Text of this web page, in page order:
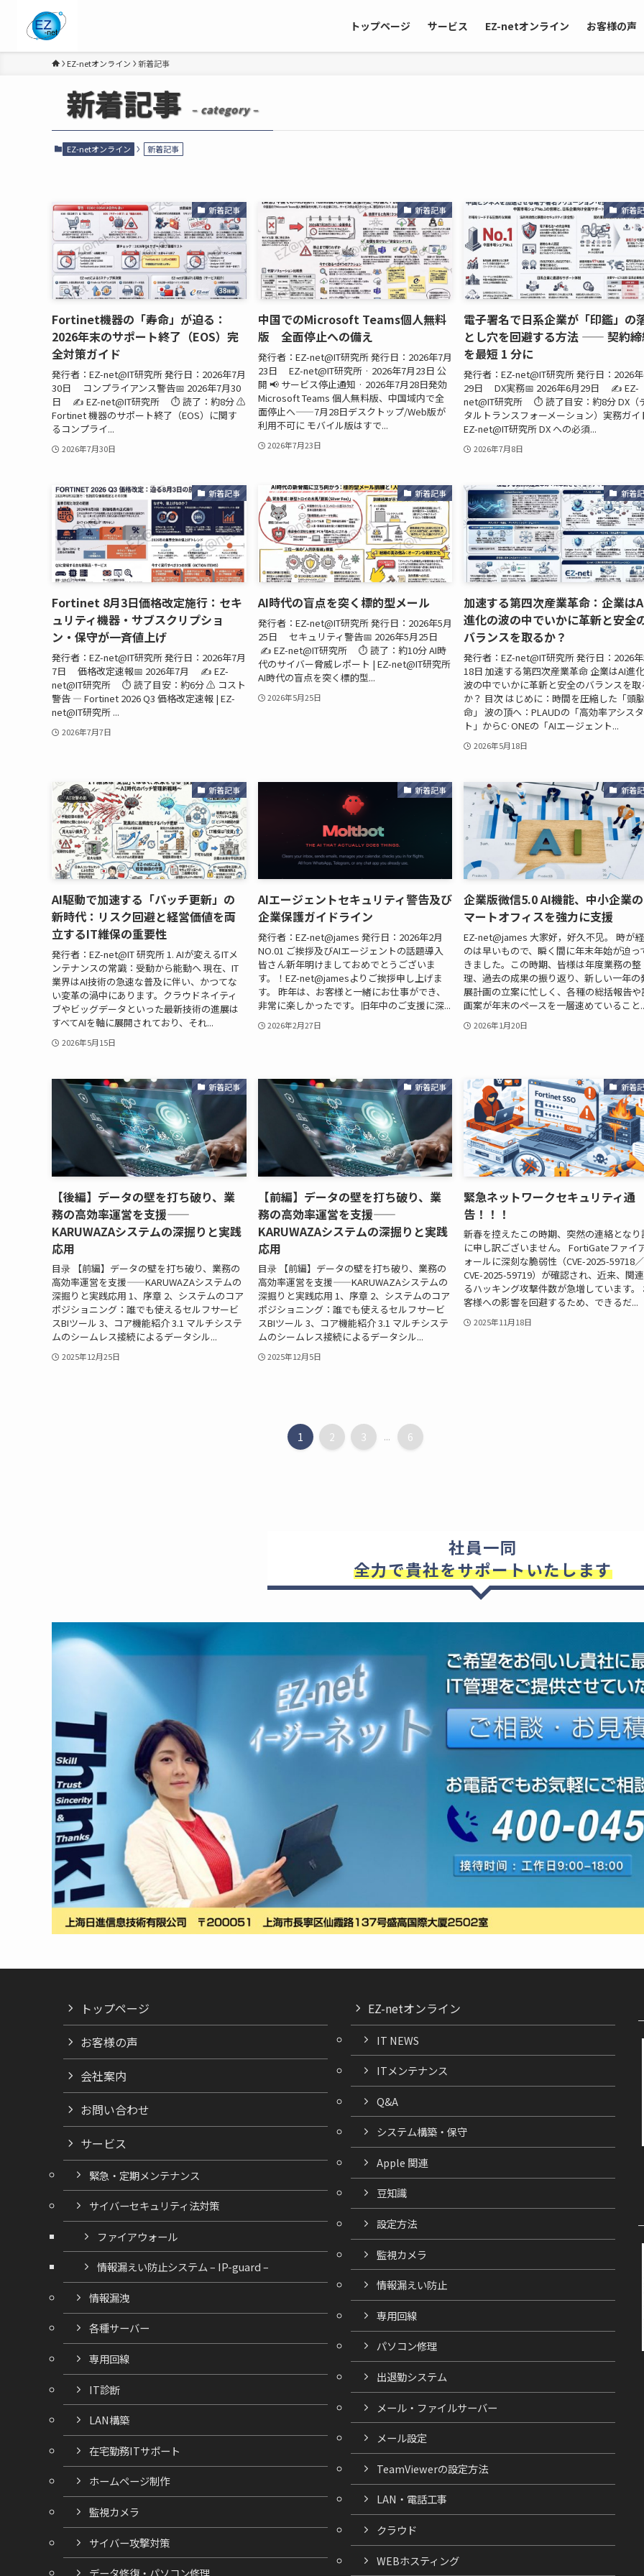
トップページ サービス EZ-netオンライン お客様の声
EZ-netオンライン 新着記事
新着記事 – category –
EZ-netオンライン 新着記事
新着記事
Fortinet機器の「寿命」が迫る：
2026年末のサポート終了（EOS）完
全対策ガイド
発行者：EZ-net@IT研究所 発行日：2026年7月
30日 コンプライアンス警告📅 2026年7月30
日 ✍️ EZ-net@IT研究所 ⏱️ 読了：約8分 ⚠️
Fortinet 機器のサポート終了（EOS）に関す
るコンプライ...
2026年7月30日
新着記事
中国でのMicrosoft Teams個人無料
版 全面停止への備え
発行者：EZ-net@IT研究所 発行日：2026年7月
23日 EZ-net@IT研究所 · 2026年7月23日 公
開 📢 サービス停止通知 · 2026年7月28日発効
Microsoft Teams 個人無料版、中国域内で全
面停止へ——7月28日デスクトップ/Web版が
利用不可に モバイル版はすで...
2026年7月23日
新着
電子署名で日系企業が「印鑑」の
とし穴を回避する方法 —— 契約
を最短 1 分に
発行者：EZ-net@IT研究所 発行日：2026
29日 DX実務📅 2026年6月29日 ✍️ EZ-
net@IT研究所 ⏱️ 読了目安：約8分 DX（
タルトランスフォーメーション）実務ガイ
EZ-net@IT研究所 DX への必須...
2026年7月8日
新着記事
Fortinet 8月3日価格改定施行：セキ
ュリティ機器・サブスクリプショ
ン・保守が一斉値上げ
発行者：EZ-net@IT研究所 発行日：2026年7月
7日 価格改定速報📅 2026年7月 ✍️ EZ-
net@IT研究所 ⏱️ 読了目安：約6分 ⚠️ コスト
警告 — Fortinet 2026 Q3 価格改定速報 | EZ-
net@IT研究所 ...
2026年7月7日
新着記事
AI時代の盲点を突く標的型メール
発行者：EZ-net@IT研究所 発行日：2026年5月
25日 セキュリティ警告📅 2026年5月25日
✍️ EZ-net@IT研究所 ⏱️ 読了：約10分 AI時
代のサイバー脅威レポート | EZ-net@IT研究所
AI時代の盲点を突く標的型...
2026年5月25日
新着
加速する第四次産業革命：企業は
進化の波の中でいかに革新と安全
バランスを取るか？
発行者：EZ-net@IT研究所 発行日：2026
18日 加速する第四次産業革命 企業はAI進
波の中でいかに革新と安全のバランスを取
か？ 目次 はじめに：時間を圧縮した「頭
命」 波の頂へ：PLAUDの「高効率アシス
ト」からC·ONEの「AIエージェント...
2026年5月18日
新着記事
AI駆動で加速する「パッチ更新」の
新時代：リスク回避と経営価値を両
立するIT維保の重要性
発行者：EZ-net@IT 研究所 1. AIが変えるITメ
ンテナンスの常識：受動から能動へ 現在、IT
業界はAI技術の急速な普及に伴い、かつてな
い変革の渦中にあります。クラウドネイティ
ブやビッグデータといった最新技術の進展は
すべてAIを軸に展開されており、それ...
2026年5月15日
新着記事
AIエージェントセキュリティ警告及び
企業保護ガイドライン
発行者：EZ-net@james 発行日：2026年2月
NO.01 ご挨拶及びAIエージェントの話題導入
皆さん新年明けましておめでとうございま
す。！EZ-net@jamesよりご挨拶申し上げま
す。 昨年は、お客様と一緒にお仕事ができ、
非常に楽しかったです。旧年中のご支援に深...
2026年2月27日
新着
企業版微信5.0 AI機能、中小企業
マートオフィスを強力に支援
EZ-net@james 大家好，好久不见。 時が
のは早いもので、瞬く間に年末年始が迫っ
きました。この時期、皆様は年度業務の整
理、過去の成果の振り返り、新しい一年の
展計画の立案に忙しく、各種の総括報告や
画案が年末のペースを一層速めていること
2026年1月20日
新着記事
【後編】データの壁を打ち破り、業
務の高効率運営を支援——
KARUWAZAシステムの深掘りと実践
応用
目录 【前編】データの壁を打ち破り、業務の
高効率運営を支援——KARUWAZAシステムの
深掘りと実践応用 1、序章 2、システムのコア
ポジショニング：誰でも使えるセルフサービ
スBIツール 3、コア機能紹介 3.1 マルチシステ
ムのシームレス接続によるデータシル...
2025年12月25日
新着記事
【前編】データの壁を打ち破り、業
務の高効率運営を支援——
KARUWAZAシステムの深掘りと実践
応用
目录 【前編】データの壁を打ち破り、業務の
高効率運営を支援——KARUWAZAシステムの
深掘りと実践応用 1、序章 2、システムのコア
ポジショニング：誰でも使えるセルフサービ
スBIツール 3、コア機能紹介 3.1 マルチシステ
ムのシームレス接続によるデータシル...
2025年12月5日
新着
緊急ネットワークセキュリティ通
告！！！
新春を控えたこの時期、突然の連絡となり
に申し訳ございません。 FortiGateファイ
ォールに深刻な脆弱性（CVE-2025-59718／
CVE-2025-59719）が確認され、近来、関
るハッキング攻撃件数が急増しています。
客様への影響を回避するため、できるだ...
2025年11月18日
1 2 3 ... 6
社員一同
全力で貴社をサポートいたします
トップページ
お客様の声
会社案内
お問い合わせ
サービス
緊急・定期メンテナンス
サイバーセキュリティ法対策
ファイアウォール
情報漏えい防止システム – IP-guard –
情報漏洩
各種サーバー
専用回線
IT診断
LAN構築
在宅勤務ITサポート
ホームページ制作
監視カメラ
サイバー攻撃対策
データ修復・パソコン修理
EZ-netオンライン
IT NEWS
ITメンテナンス
Q&A
システム構築・保守
Apple 関連
豆知識
設定方法
監視カメラ
情報漏えい防止
専用回線
パソコン修理
出退勤システム
メール・ファイルサーバー
メール設定
TeamViewerの設定方法
LAN・電話工事
クラウド
WEBホスティング